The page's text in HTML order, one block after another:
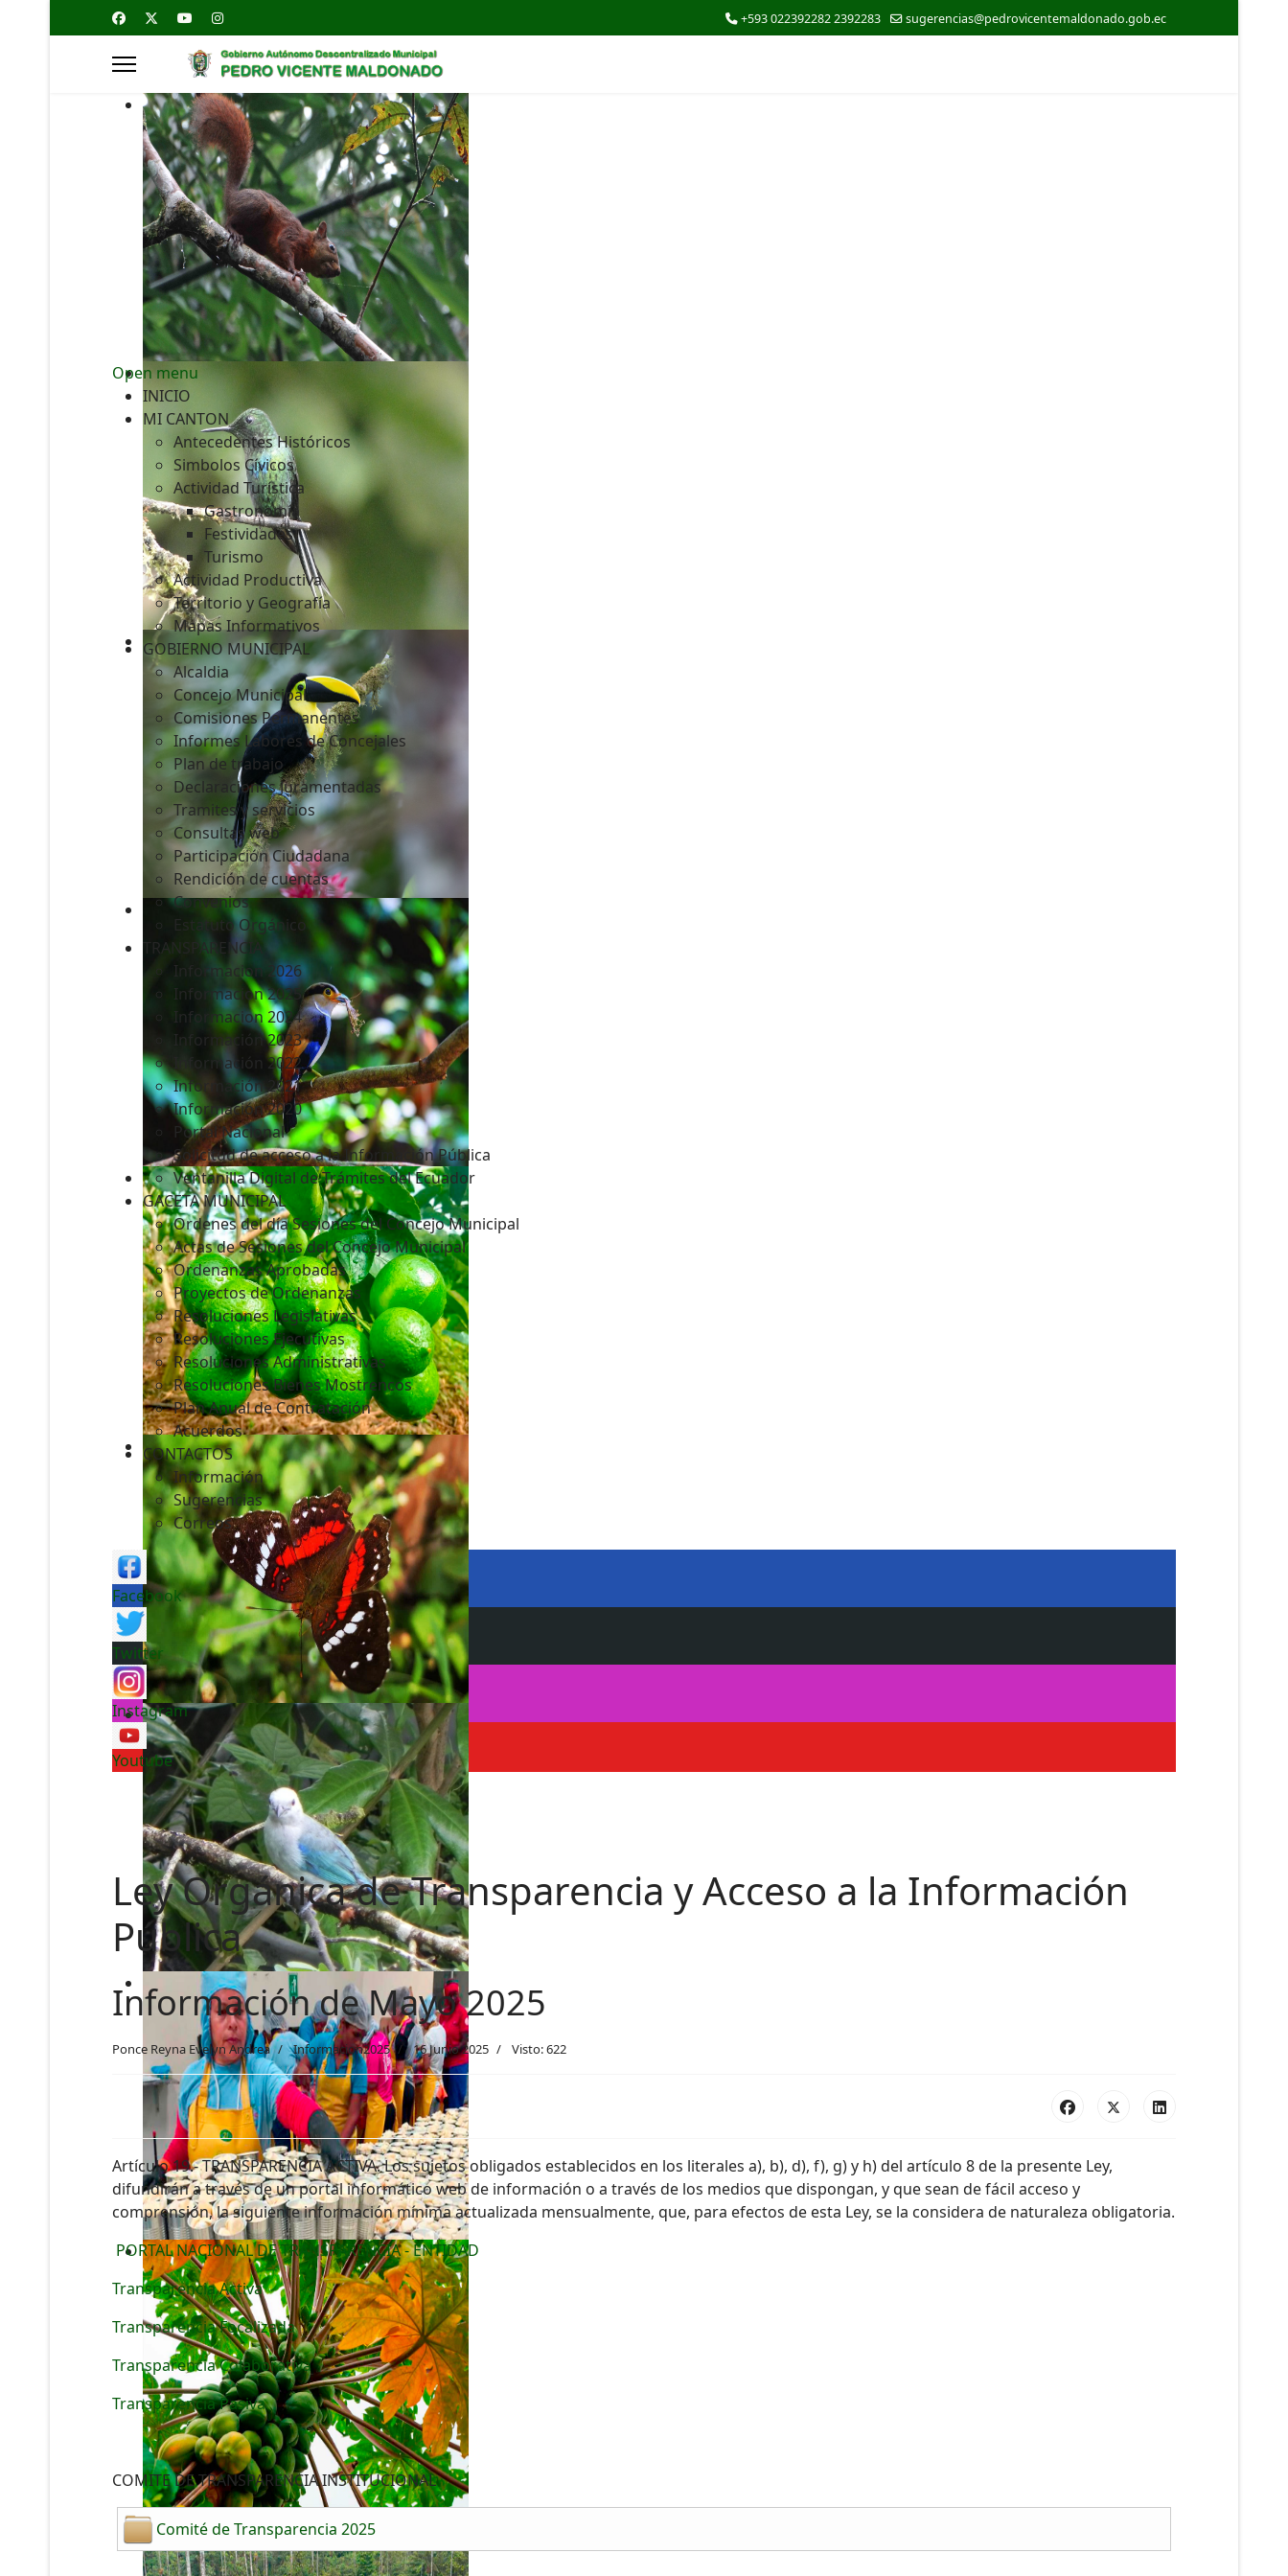
+593 022392282 2392283 sugerencias@pedrovicentemaldonado.gob.ec
Open menu
INICIO
MI CANTON
Antecedentes Históricos
Simbolos Cívicos
Actividad Turística
Gastronomía
Festividades
Turismo
Actividad Productiva
Territorio y Geografía
Mapas Informativos
GOBIERNO MUNICIPAL
Alcaldia
Concejo Municipal
Comisiones Permanentes
Informes Labores de Concejales
Plan de trabajo
Declaraciones Juramentadas
Tramites y servicios
Consultas web
Participación Ciudadana
Rendición de cuentas
Convenios
Estatuto Orgánico
TRANSPARENCIA
Informacion 2026
Informacion 2025
Informacion 2024
Información 2023
Información 2022
Información 2021
Información 2020
Portal Nacional
Solicitud de acceso a la Información Pública
Ventanilla Digital de Trámites del Ecuador
GACETA MUNICIPAL
Ordenes del día Sesiones del Concejo Municipal
Actas de Sesiones del Concejo Municipal
Ordenanzas Aprobadas
Proyectos de Ordenanzas
Resoluciones Legislativas
Resoluciones Ejecutivas
Resoluciones Administrativas
Resoluciones Bienes Mostrencos
Plan Anual de Contratación
Acuerdos
CONTACTOS
Información
Sugerencias
Correos
Facebook
Twitter
Instagram
Youtube
Ley Orgánica de Transparencia y Acceso a la Información
Pública
Información de Mayo 2025
Ponce Reyna Evelyn Andrea Informacion2025 16 Junio 2025 Visto: 622
Artículo 19.- TRANSPARENCIA ACTIVA. Los sujetos obligados establecidos en los literales a), b), d), f), g) y h) del artículo 8 de la presente Ley,
difundirán a través de un portal informático web de información o a través de los medios que dispongan, y que sean de fácil acceso y
comprensión, la siguiente información mínima actualizada mensualmente, que, para efectos de esta Ley, se la considera de naturaleza obligatoria.
PORTAL NACIONAL DE TRANSPARENCIA - ENTIDAD
Transparencia Activa
Transparencia Focalizada
Transparencia Colaborativa
Transparencia Pasiva
COMITE DE TRANSPARENCIA INSTITUCIONAL
Comité de Transparencia 2025